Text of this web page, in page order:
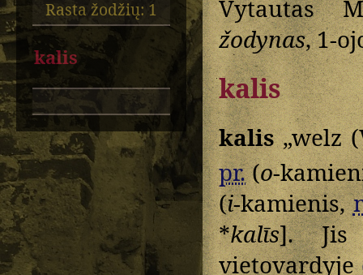
Rasta žodžių: 1
kalis
Vytautas
žodynas, 1-
kalis
kalis„welz
pr.(o-
(i-kamienis,
*kalīs]. Jis
vietovardyje